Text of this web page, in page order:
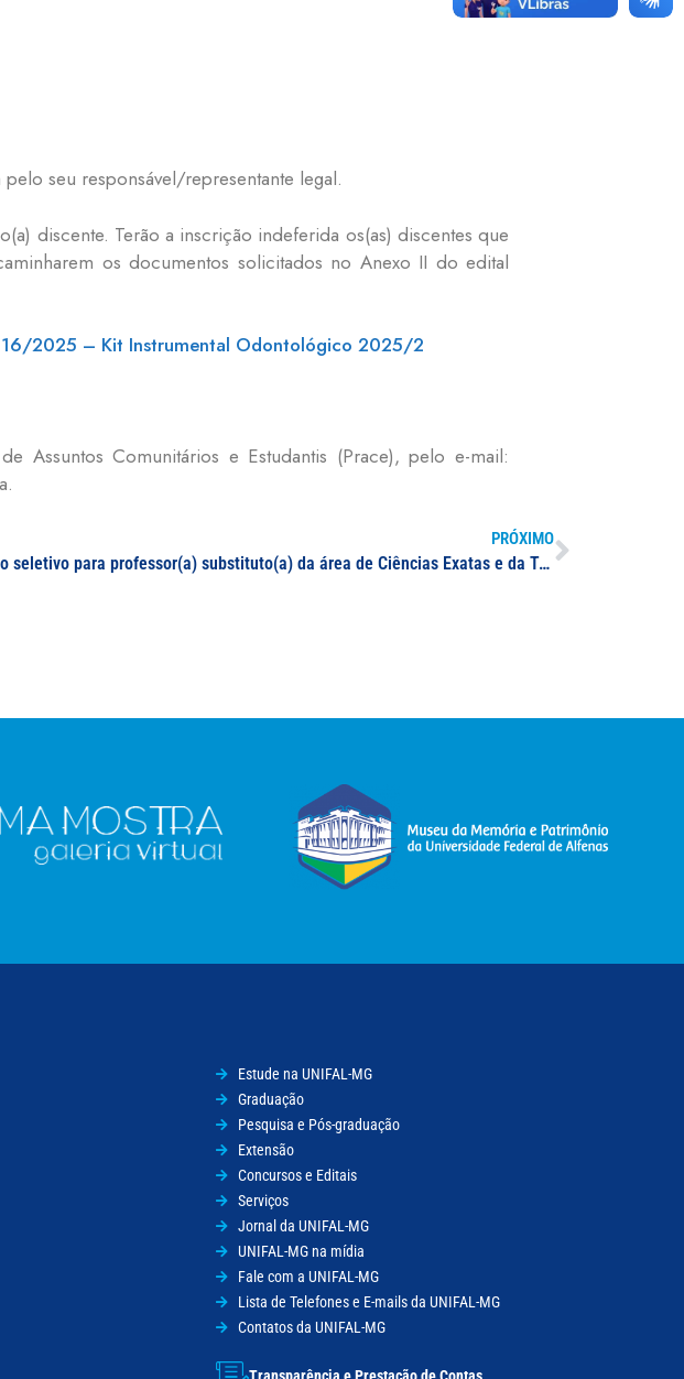
seu responsável/representante legal.
discente. Terão a inscrição indeferida os(as) discentes que
os documentos solicitados no Anexo II do edital
2025 – Kit Instrumental Odontológico 2025/2
Assuntos Comunitários e Estudantis (Prace), pelo e-mail:
PRÓXIMO
Processo seletivo para professor(a) substituto(a) da área de Ciências Exatas e da Terra ou Ciência da Computação
Estude na UNIFAL-MG
Graduação
Pesquisa e Pós-graduação
Extensão
Concursos e Editais
Serviços
Jornal da UNIFAL-MG
UNIFAL-MG na mídia
Fale com a UNIFAL-MG
Lista de Telefones e E-mails da UNIFAL-MG
Contatos da UNIFAL-MG